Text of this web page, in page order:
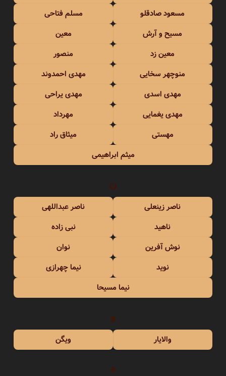
مسعود صادقلو
مسلم فتاحی
مسیح و آرش
معین
معین زد
منصور
منوچهر سخایی
مهدی احمدوند
مهدی اسدی
مهدی یراحی
مهدی یغمایی
مهرداد
مهستی
میثاق راد
میثم ابراهیمی
ن
ناصر زینعلی
ناصر عبداللهی
ناهید
نبی زاده
نوش آفرین
نوان
نوید
نیما چهرازی
نیما مسیحا
و
والایار ویگن
ه